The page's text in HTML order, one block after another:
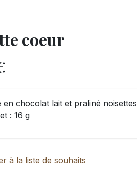
coeur
en chocolat lait et praliné noisettes
: 16 g
à la liste de souhaits